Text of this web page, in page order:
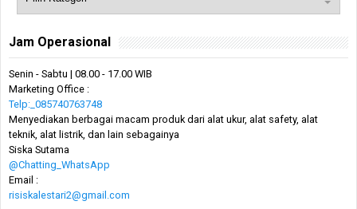
Jam Operasional
Senin - Sabtu | 08.00 - 17.00 WIB
Marketing Office :
Telp:_085740763748
Menyediakan berbagai macam produk dari alat ukur, alat safety, alat
teknik, alat listrik, dan lain sebagainya
Siska Sutama
@Chatting_WhatsApp
Email :
risiskalestari2@gmail.com